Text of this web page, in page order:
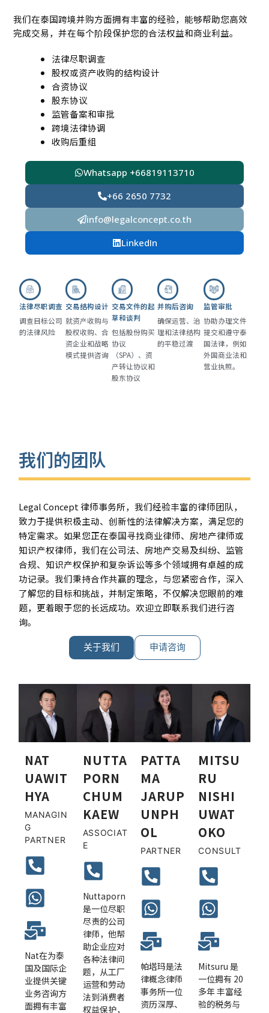
我们在泰国跨境并购方面拥有丰富的经验，能够帮助您高效
完成交易，并在每个阶段保护您的合法权益和商业利益。
法律尽职调查
股权或资产收购的结构设计
合资协议
股东协议
监管备案和审批
跨境法律协调
收购后重组
Whatsapp +66819113710
+66 2650 7732
info@legalconcept.co.th
LinkedIn
法律尽职调查
调查目标公司
的法律风险
交易结构设计
就资产收购与
股权收购、合
资企业和战略
模式提供咨询
交易文件的起
草和谈判
包括股份购买
协议
（SPA）、资
产转让协议和
股东协议
并购后咨询
确保运营、治
理和法律结构
的平稳过渡
监管审批
协助办理文件
提交和遵守泰
国法律，例如
外国商业法和
营业执照。
我们的团队
Legal Concept 律师事务所，我们经验丰富的律师团队，
致力于提供积极主动、创新性的法律解决方案，满足您的
特定需求。如果您正在泰国寻找商业律师、房地产律师或
知识产权律师，我们在公司法、房地产交易及纠纷、监管
合规、知识产权保护和复杂诉讼等多个领域拥有卓越的成
功记录。我们秉持合作共赢的理念，与您紧密合作，深入
了解您的目标和挑战，并制定策略，不仅解决您眼前的难
题，更着眼于您的长远成功。欢迎立即联系我们进行咨
询。
关于我们 申请咨询
NAT
UAWIT
HYA
MANAGIN
G
PARTNER
Nat在为泰
国及国际企
业提供关键
业务咨询方
面拥有丰富
NUTTA
PORN
CHUM
KAEW
ASSOCIAT
E
Nuttaporn
是一位尽职
尽责的公司
律师，他帮
助企业应对
各种法律问
题，从工厂
运营和劳动
法到消费者
权益保护，
PATTA
MA
JARUP
UNPH
OL
PARTNER
帕塔玛是法
律概念律师
事务所一位
资历深厚、
MITSU
RU
NISHI
UWAT
OKO
CONSULT
Mitsuru 是
一位拥有 20
多年 丰富经
验的税务与